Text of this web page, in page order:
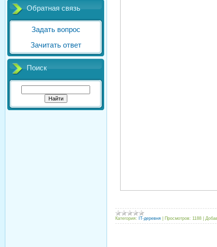
Обратная связь
Задать вопрос
Зачитать ответ
Поиск
Категория: IT-деревня Просмотров: 1188